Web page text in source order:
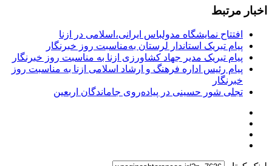
اخبار مرتبط
افتتاح نمایشگاه مدولباس ایرانی،اسلامی در ازنا
پیام تبریک استاندار لرستان به‌مناسبت روز خبرنگار
پیام تبریک مدیر جهاد کشاورزی ازنا به مناسبت روز خبرنگار
پیام رئیس اداره فرهنگ و ارشاد اسلامی ازنا به مناسبت روز
خبرنگار
تجلی شور حسینی در پیاده‌روی جاماندگان اربعین